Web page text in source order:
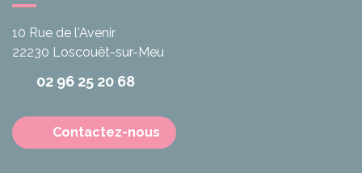
10 Rue de l'Avenir
22230 Loscouët-sur-Meu
02 96 25 20 68
Contactez-nous